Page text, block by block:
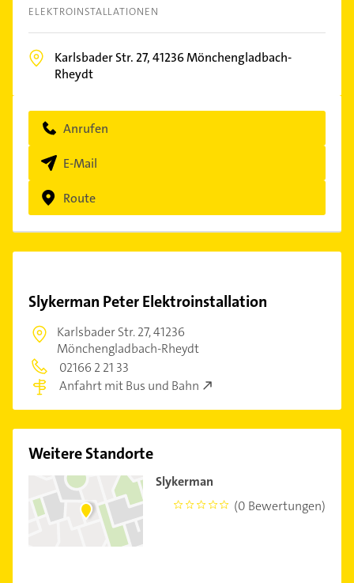
ELEKTROINSTALLATIONEN
Karlsbader Str. 27,41236Mönchengladbach-
Rheydt
Anrufen
E-Mail
Route
Slykerman Peter Elektroinstallation
Karlsbader Str. 27,41236
Mönchengladbach-Rheydt
02166 2 21 33
Anfahrt mit Bus und Bahn
Weitere Standorte
Slykerman
0 (0 Bewertungen)